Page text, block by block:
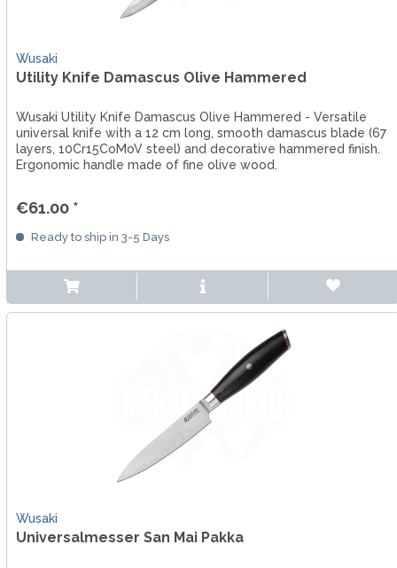
Wusaki
Utility Knife Damascus Olive Hammered
Wusaki Utility Knife Damascus Olive Hammered - Versatile
universal knife with a 12 cm long, smooth damascus blade (67
layers, 10Cr15CoMoV steel) and decorative hammered finish.
Ergonomic handle made of fine olive wood.
€61.00 *
Ready to ship in 3-5 Days
Wusaki
Universalmesser San Mai Pakka